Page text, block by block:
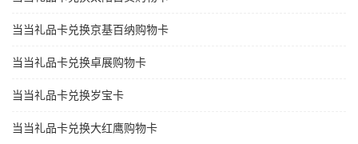
当当礼品卡兑换京基百纳购物卡
当当礼品卡兑换卓展购物卡
当当礼品卡兑换岁宝卡
当当礼品卡兑换大红鹰购物卡